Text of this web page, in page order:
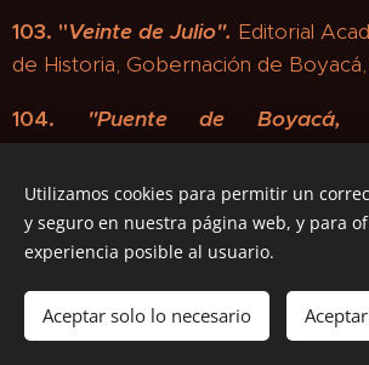
103. "Veinte de Julio". Editorial
de Historia, Gobernación de
104.
"Puente de
Patria".Instituto de Cultura y Bellas
1992. Nueva edición en el año 2000
las Fuerzas Armadas. Primera
2000. Nueva edición corregida y
Años de conmemoración patriótica.
Utilizamos cookies para permitir un
y seguro en nuestra página web, y para
experiencia posible al usuario.
Aceptar solo lo necesario